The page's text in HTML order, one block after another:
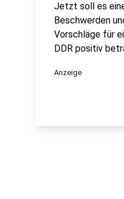
Jetzt soll es
Beschwerden
Vorschläge für
DDR positiv
Anzeige